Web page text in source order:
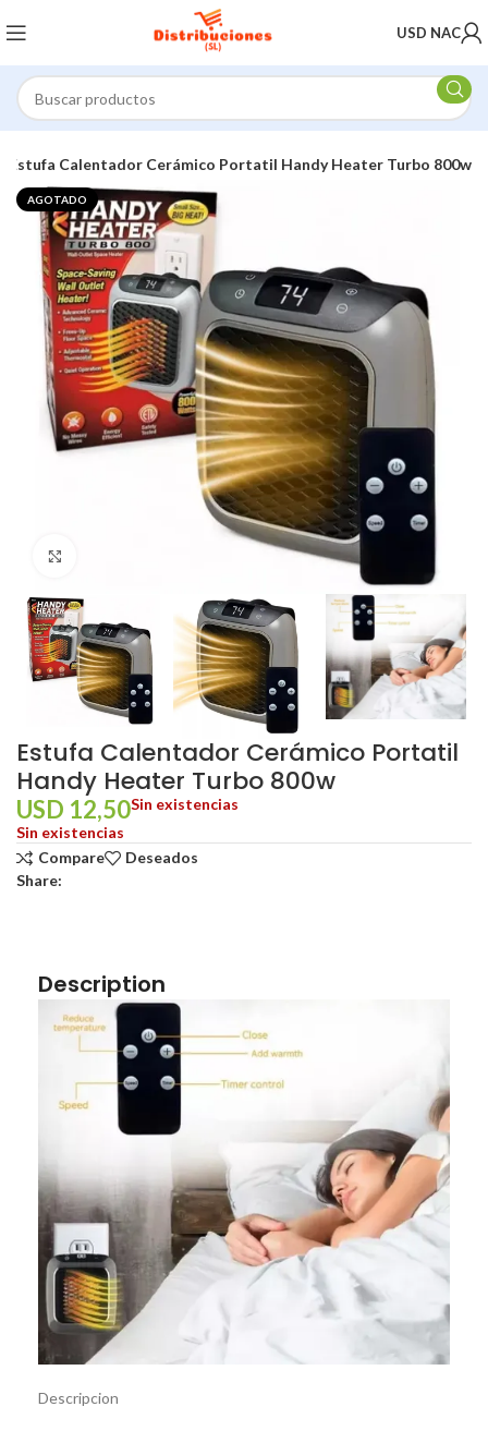
USD NAC
Estufa Calentador Cerámico Portatil Handy Heater Turbo 800w
AGOTADO
Estufa Calentador Cerámico Portatil
Handy Heater Turbo 800w
USD 12,50Sin existencias
Sin existencias
Compare
Deseados
Share:
Description
Descripcion